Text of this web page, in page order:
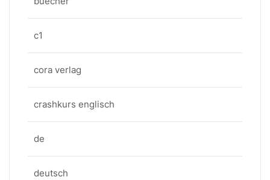
c1
cora verlag
crashkurs englisch
de
deutsch